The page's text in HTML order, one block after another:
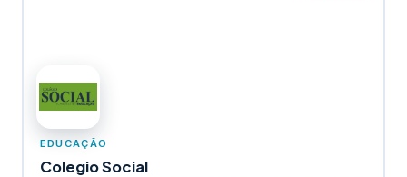
EDUCAÇÃO
Colegio Social